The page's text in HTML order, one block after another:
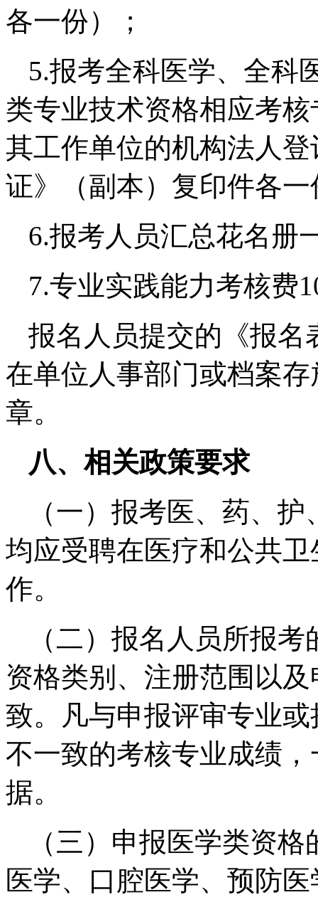
各一份）；
5.报考全科医学、全科
类专业技术资格相应考
其工作单位的机构法人
证》（副本）复印件各一
6.报考人员汇总花名册
7.专业实践能力考核费
报名人员提交的《报名
在单位人事部门或档案
章。
八、相关政策要求
（一）报考医、药、
均应受聘在医疗和公共
作。
（二）报名人员所报
资格类别、注册范围以
致。凡与申报评审专业
不一致的考核专业成绩
据。
（三）申报医学类资
医学、口腔医学、预防